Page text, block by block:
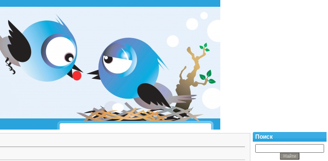
Поиск